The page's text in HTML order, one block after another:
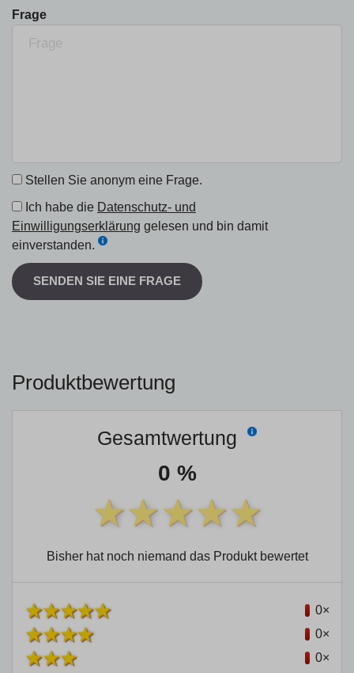
Frage
Stellen Sie anonym eine Frage.
Ich habe die Datenschutz- und
Einwilligungserklärung gelesen und bin damit
einverstanden.
SENDEN SIE EINE FRAGE
Produktbewertung
Gesamtwertung
0 %
Bisher hat noch niemand das Produkt bewertet
0×
0×
0×